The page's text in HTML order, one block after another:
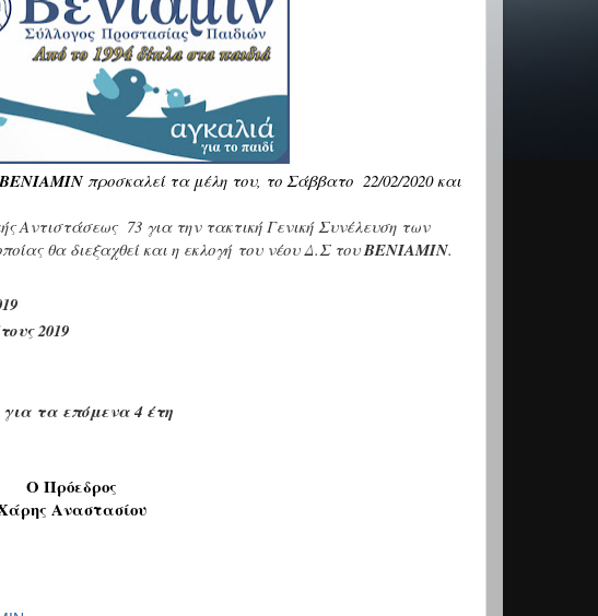
ΒΕΝΙΑΜΙΝ προσκαλεί τα μέλη του, το Σάββατο 22/02/2020 και
Αντιστάσεως 73 για την τακτική Γενική Συνέλευση των
θα διεξαχθεί και η εκλογή του νέου Δ.Σ τουΒΕΝΙΑΜΙΝ.
2019
για τα επόμενα 4 έτη
Ο Πρόεδρος
Αναστασίου